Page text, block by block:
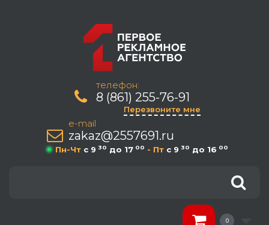
телефон:
8 (861) 255-76-91
Перезвоните мне
e-mail
zakaz@2557691.ru
Пн-Чт c 9 30 до 17 00 - Пт c 9 30 до 16 00
0